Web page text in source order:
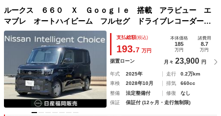
ルークス ６６０ Ｘ Ｇｏｏｇｌｅ 搭載 アラビュー エ
マブレ オートハイビーム フルセグ ドライブレコーダー
ＬＥＤライト 元試乗車 オートエアコン アイドリングスト
ップ スマートキー ＥＴＣ バックカメラ 禁煙車 ＴＶ
支払総額(税込)
193.7 万円
本体価格
185
万円
諸費用
8.7
万円
据置ローン 月々 23,900 円
年式 2025年 走行
0.2万km
車検
2028年10月 排気
660cc
整備
法定整備付 修復
なし
保証
保証付 (12ヶ月・走行無制限)